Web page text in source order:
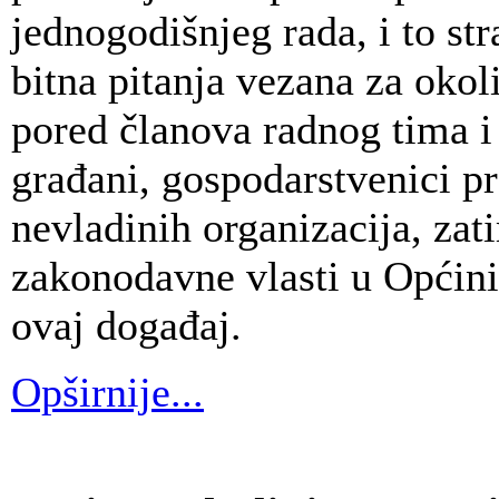
jednogodišnjeg rada, i to
bitna pitanja vezana za
pored članova radnog tima
građani, gospodarstvenici
nevladinih organizacija,
zakonodavne vlasti u
ovaj događaj.
Opširnije...